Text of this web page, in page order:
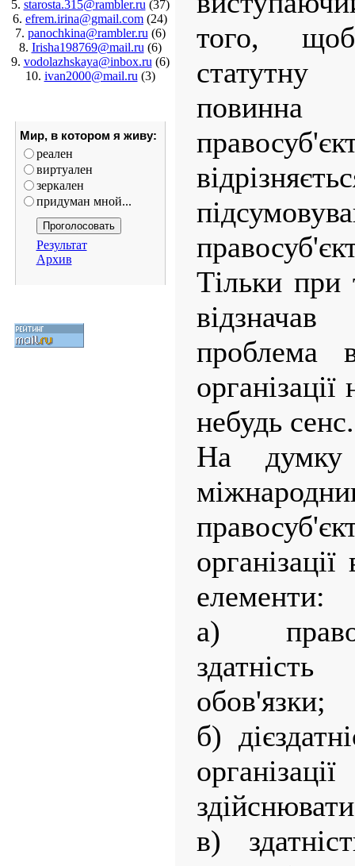
5. starosta.315@rambler.ru (37)
6. efrem.irina@gmail.com (24)
7. panochkina@rambler.ru (6)
8. Irisha198769@mail.ru (6)
9. vodolazhskaya@inbox.ru (6)
10. ivan2000@mail.ru (3)
Мир, в котором я живу:
реален
виртуален
зеркален
придуман мной...
Результат
Архив
того,
статутну
повинна
Тільки при
проблема
небудь сенс.
На думку
елементи:
а)
обов'язки;
б)
в)